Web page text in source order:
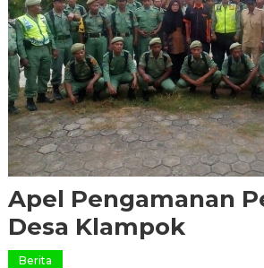
Apel Pengamanan
Desa Klampok
Berita